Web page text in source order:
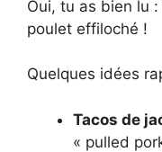
Oui, tu as bien lu
poulet effiloché !
Quelques idées
Tacos de
« pulled